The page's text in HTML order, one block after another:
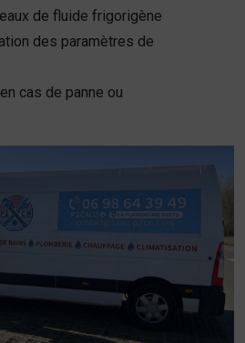
de fluide frigorigène
des paramètres de
cas de panne ou